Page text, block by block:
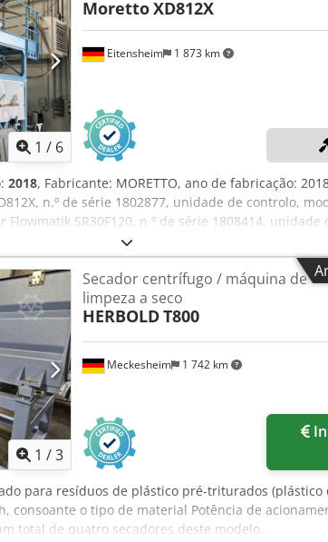
1 / 6
Eitensheim 1 873 km
MorettoXD812X
2018, Fabricante: MORETTO, ano de fabricação:
n.º de série 1802877, unidade de controlo,
SR30F120, n.º de série 1808414, unidade
1x 1.100 l, 2x 480 l, 2x 360 l, 2 depósitos/
l, 7 equipamentos de transporte, modelo Hopper
2 filtros ciclónicos, modelo C30CPB e FC300PB,
de injeção, armário de controlo central,
acesso por escadas. Chsdozn Arvjpfx Albja +++
online! +++
1 /3
Meckesheim 1 742 km
Secador centrífugo / máquina de
limpeza a seco
HERBOLDT800
para resíduos de plástico pré-triturados (plástico
consoante o tipo de material Potência de
total de quatro secadores deste modelo.